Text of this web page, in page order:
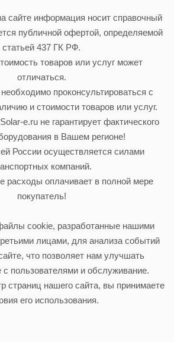
сайте информация носит справочный
публичной офертой, определяемой
статьей 437 ГК РФ.
товаров или услуг может
отличаться.
проконсультироваться с
и стоимости товаров или услуг.
e.ru не гарантирует фактического
в Вашем регионе!
России осуществляется силами
компаний.
расходы оплачивает в полной мере
покупатель!
cookie, разработанные нашими
лицами, для анализа событий
что позволяет нам улучшать
с пользователями и обслуживание.
страниц нашего сайта, вы принимаете
его использования.